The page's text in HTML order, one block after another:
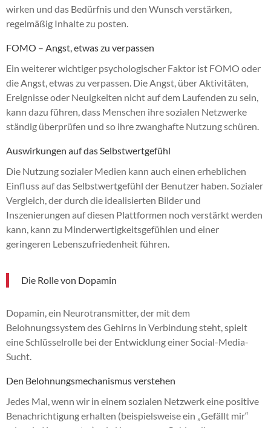
wirken und das Bedürfnis und den Wunsch verstärken,
regelmäßig Inhalte zu posten.
FOMO – Angst, etwas zu verpassen
Ein weiterer wichtiger psychologischer Faktor ist FOMO oder
die Angst, etwas zu verpassen. Die Angst, über Aktivitäten,
Ereignisse oder Neuigkeiten nicht auf dem Laufenden zu sein,
kann dazu führen, dass Menschen ihre sozialen Netzwerke
ständig überprüfen und so ihre zwanghafte Nutzung schüren.
Auswirkungen auf das Selbstwertgefühl
Die Nutzung sozialer Medien kann auch einen erheblichen
Einfluss auf das Selbstwertgefühl der Benutzer haben. Sozialer
Vergleich, der durch die idealisierten Bilder und
Inszenierungen auf diesen Plattformen noch verstärkt werden
kann, kann zu Minderwertigkeitsgefühlen und einer
geringeren Lebenszufriedenheit führen.
Die Rolle von Dopamin
Dopamin, ein Neurotransmitter, der mit dem
Belohnungssystem des Gehirns in Verbindung steht, spielt
eine Schlüsselrolle bei der Entwicklung einer Social-Media-
Sucht.
Den Belohnungsmechanismus verstehen
Jedes Mal, wenn wir in einem sozialen Netzwerk eine positive
Benachrichtigung erhalten (beispielsweise ein „Gefällt mir“